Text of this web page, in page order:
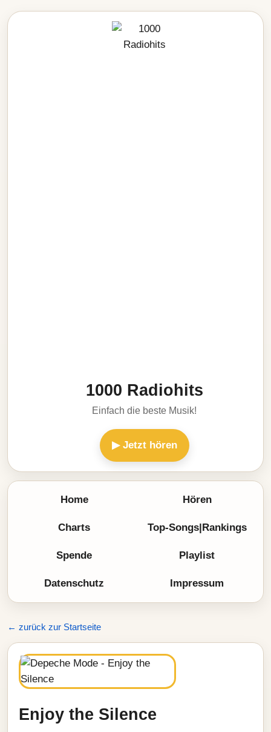
1000 Radiohits
Einfach die beste Musik!
▶ Jetzt hören
Home Hören
Charts Top-Songs|Rankings
Spende Playlist
Datenschutz Impressum
← zurück zur Startseite
Enjoy the Silence